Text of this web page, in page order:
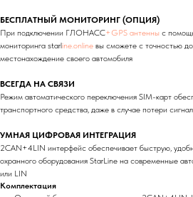
БЕСПЛАТНЫЙ МОНИТОРИНГ (ОПЦИЯ)
При подключении ГЛОНАСС+GPS антенны с
мониторинга starline.online вы сможете с точностью
местонахождение своего автомобиля
ВСЕГДА НА СВЯЗИ
Режим автоматического переключения SIM-карт
транспортного средства, даже в случае потери
УМНАЯ ЦИФРОВАЯ ИНТЕГРАЦИЯ
2CAN+4LIN интерфейс обеспечивает быструю,
охранного оборудования StarLine на современные
или LIN
Комплектация